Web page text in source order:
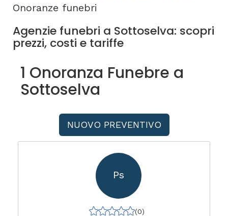
Onoranze funebri
Agenzie funebri a Sottoselva: scopri
prezzi, costi e tariffe
1 Onoranza Funebre a
Sottoselva
NUOVO PREVENTIVO
Ps
(0)